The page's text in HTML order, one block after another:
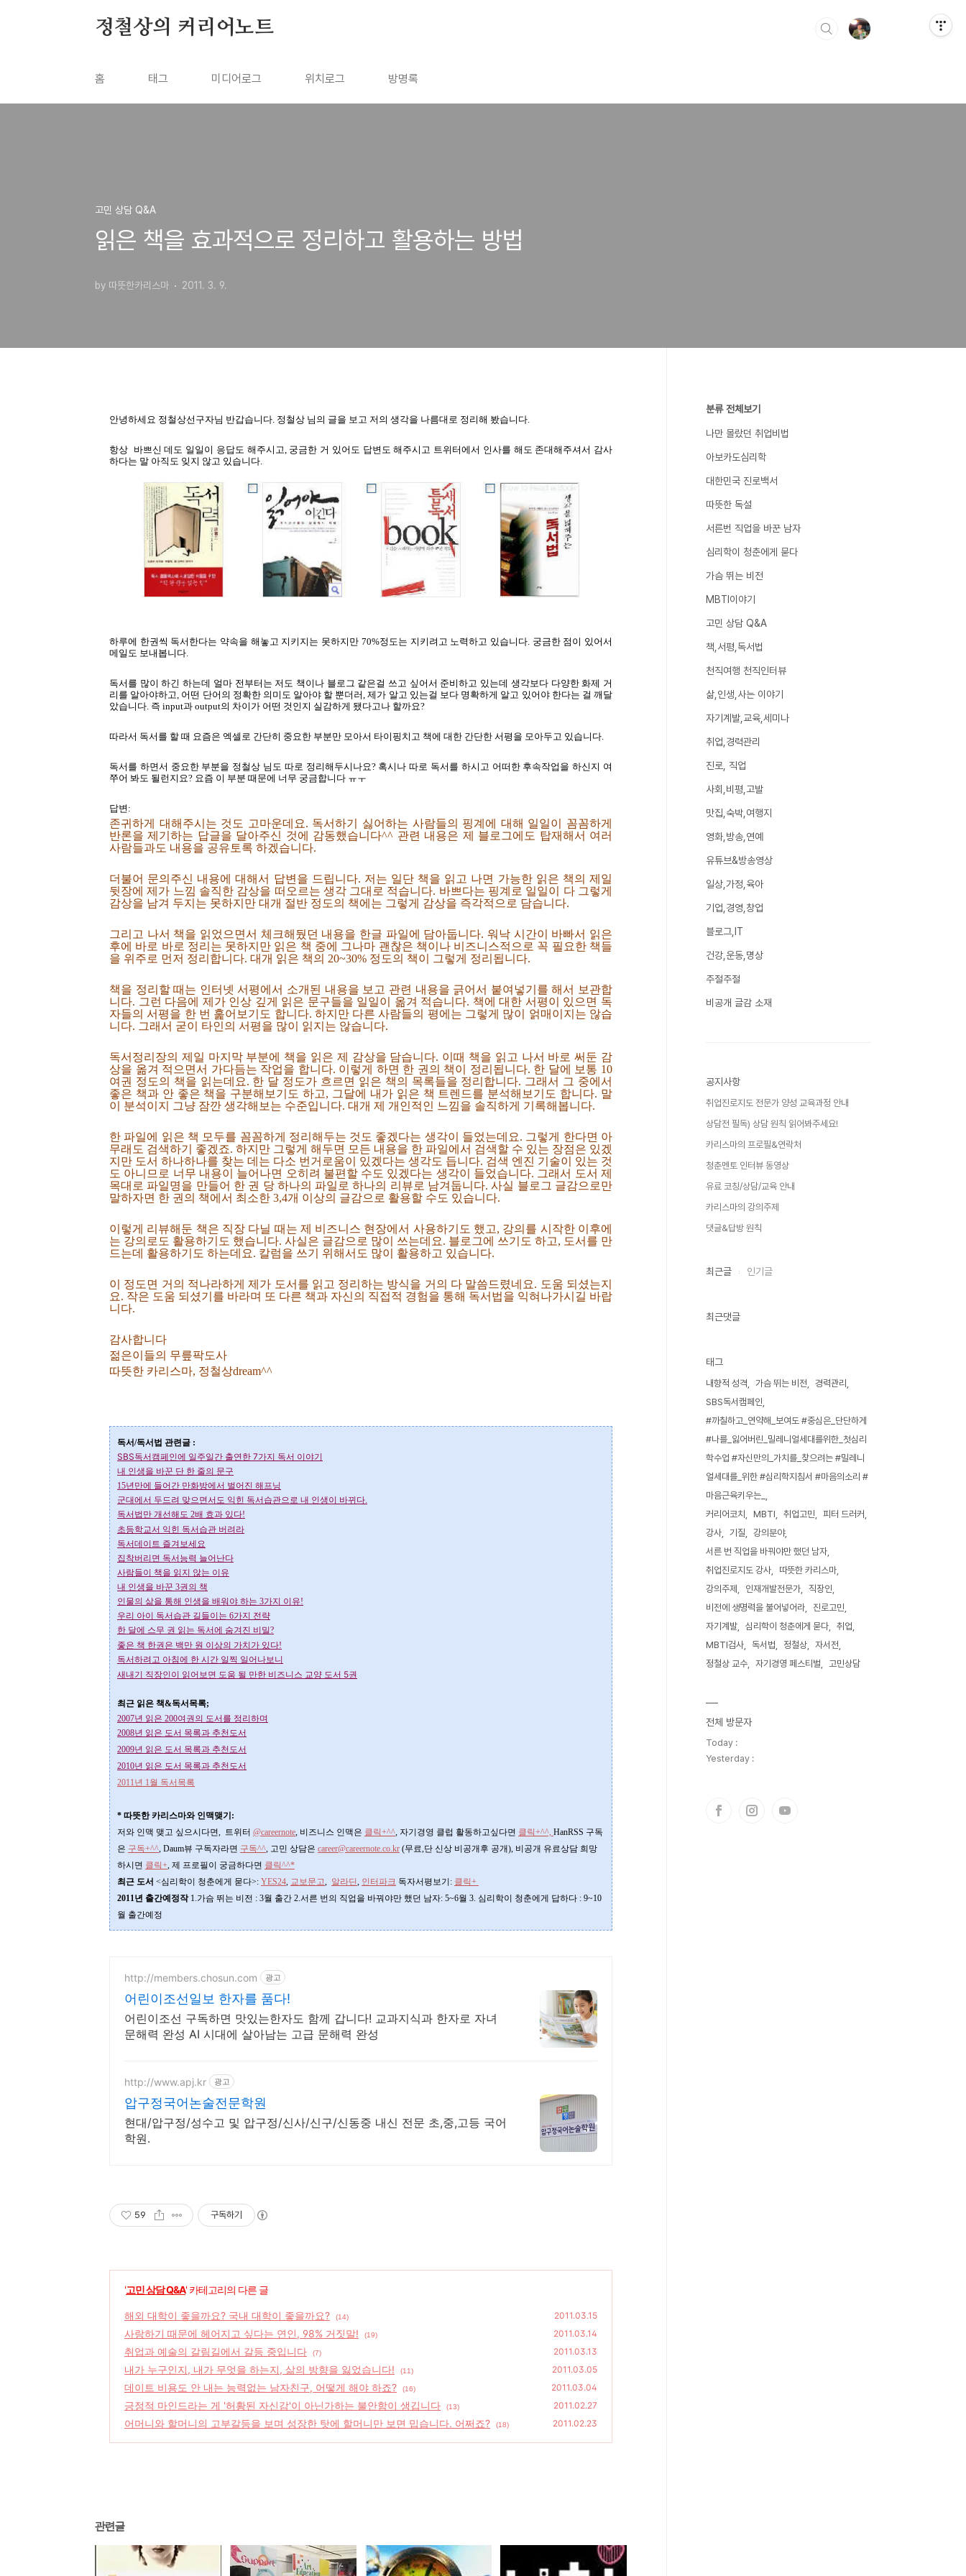
정철상의 커리어노트
홈 태그 미디어로그 위치로그 방명록
고민 상담 Q&A
읽은 책을 효과적으로 정리하고 활용하는 방법
by 따뜻한카리스마 2011. 3. 9.
안녕하세요 정철상선구자님 반갑습니다. 정철상 님의 글을 보고 저의 생각을 나름대로 정리해 봤습니다.
항상 바쁘신 데도 일일이 응답도 해주시고, 궁금한 거 있어도 답변도 해주시고 트위터에서 인사를 해도 존대해주셔서 감사
하다는 말 아직도 잊지 않고 있습니다.
하루에 한권씩 독서한다는 약속을 해놓고 지키지는 못하지만 70%정도는 지키려고 노력하고 있습니다. 궁금한 점이 있어서
메일도 보내봅니다.
독서를 많이 하긴 하는데 얼마 전부터는 저도 책이나 블로그 같은걸 쓰고 싶어서 준비하고 있는데 생각보다 다양한 화제 거
리를 알아야하고, 어떤 단어의 정확한 의미도 알아야 할 뿐더러, 제가 알고 있는걸 보다 명확하게 알고 있어야 한다는 걸 깨달
았습니다. 즉 input과 output의 차이가 어떤 것인지 실감하게 됐다고나 할까요?
따라서 독서를 할 때 요즘은 엑셀로 간단히 중요한 부분만 모아서 타이핑치고 책에 대한 간단한 서평을 모아두고 있습니다.
독서를 하면서 중요한 부분을 정철상 님도 따로 정리해두시나요? 혹시나 따로 독서를 하시고 어떠한 후속작업을 하신지 여
쭈어 봐도 될런지요? 요즘 이 부분 때문에 너무 궁금합니다 ㅠㅜ
답변:
존귀하게 대해주시는 것도 고마운데요. 독서하기 싫어하는 사람들의 핑계에 대해 일일이 꼼꼼하게
반론을 제기하는 답글을 달아주신 것에 감동했습니다^^ 관련 내용은 제 블로그에도 탑재해서 여러
사람들과도 내용을 공유토록 하겠습니다.
더불어 문의주신 내용에 대해서 답변을 드립니다. 저는 일단 책을 읽고 나면 가능한 읽은 책의 제일
뒷장에 제가 느낌 솔직한 감상을 떠오르는 생각 그대로 적습니다. 바쁘다는 핑계로 일일이 다 그렇게
감상을 남겨 두지는 못하지만 대개 절반 정도의 책에는 그렇게 감상을 즉각적으로 담습니다.
그리고 나서 책을 읽었으면서 체크해뒀던 내용을 한글 파일에 담아둡니다. 워낙 시간이 바빠서 읽은
후에 바로 바로 정리는 못하지만 읽은 책 중에 그나마 괜찮은 책이나 비즈니스적으로 꼭 필요한 책들
을 위주로 먼저 정리합니다. 대개 읽은 책의 20~30% 정도의 책이 그렇게 정리됩니다.
책을 정리할 때는 인터넷 서평에서 소개된 내용을 보고 관련 내용을 긁어서 붙여넣기를 해서 보관합
니다. 그런 다음에 제가 인상 깊게 읽은 문구들을 일일이 옮겨 적습니다. 책에 대한 서평이 있으면 독
자들의 서평을 한 번 훑어보기도 합니다. 하지만 다른 사람들의 평에는 그렇게 많이 얽매이지는 않습
니다. 그래서 굳이 타인의 서평을 많이 읽지는 않습니다.
독서정리장의 제일 마지막 부분에 책을 읽은 제 감상을 담습니다. 이때 책을 읽고 나서 바로 써둔 감
상을 옮겨 적으면서 가다듬는 작업을 합니다. 이렇게 하면 한 권의 책이 정리됩니다. 한 달에 보통 10
여권 정도의 책을 읽는데요. 한 달 정도가 흐르면 읽은 책의 목록들을 정리합니다. 그래서 그 중에서
좋은 책과 안 좋은 책을 구분해보기도 하고, 그달에 내가 읽은 책 트렌드를 분석해보기도 합니다. 말
이 분석이지 그냥 잠깐 생각해보는 수준입니다. 대개 제 개인적인 느낌을 솔직하게 기록해봅니다.
한 파일에 읽은 책 모두를 꼼꼼하게 정리해두는 것도 좋겠다는 생각이 들었는데요. 그렇게 한다면 아
무래도 검색하기 좋겠죠. 하지만 그렇게 해두면 모든 내용을 한 파일에서 검색할 수 있는 장점은 있겠
지만 도서 하나하나를 찾는 데는 다소 번거로움이 있겠다는 생각도 듭니다. 검색 엔진 기술이 있는 것
도 아니므로 너무 내용이 늘어나면 오히려 불편할 수도 있겠다는 생각이 들었습니다. 그래서 도서 제
목대로 파일명을 만들어 한 권 당 하나의 파일로 하나의 리뷰로 남겨둡니다. 사실 블로그 글감으로만
말하자면 한 권의 책에서 최소한 3,4개 이상의 글감으로 활용할 수도 있습니다.
이렇게 리뷰해둔 책은 직장 다닐 때는 제 비즈니스 현장에서 사용하기도 했고, 강의를 시작한 이후에
는 강의로도 활용하기도 했습니다. 사실은 글감으로 많이 쓰는데요. 블로그에 쓰기도 하고, 도서를 만
드는데 활용하기도 하는데요. 칼럼을 쓰기 위해서도 많이 활용하고 있습니다.
이 정도면 거의 적나라하게 제가 도서를 읽고 정리하는 방식을 거의 다 말씀드렸네요. 도움 되셨는지
요. 작은 도움 되셨기를 바라며 또 다른 책과 자신의 직접적 경험을 통해 독서법을 익혀나가시길 바랍
니다.
감사합니다
젊은이들의 무릎팍도사
따뜻한 카리스마, 정철상dream^^
독서/독서법 관련글 :
SBS독서캠페인에 일주일간 출연한 7가지 독서 이야기
내 인생을 바꾼 단 한 줄의 문구
15년만에 들어간 만화방에서 벌어진 해프닝
군대에서 두드려 맞으면서도 익힌 독서습관으로 내 인생이 바뀌다.
독서법만 개선해도 2배 효과 있다!
초등학교서 익힌 독서습관 버려라
독서데이트 즐겨보세요
집착버리면 독서능력 늘어난다
사람들이 책을 읽지 않는 이유
내 인생을 바꾼 3권의 책
인물의 삶을 통해 인생을 배워야 하는 3가지 이유!
우리 아이 독서습관 길들이는 6가지 전략
한 달에 스무 권 읽는 독서에 숨겨진 비밀?
좋은 책 한권은 백만 원 이상의 가치가 있다!
독서하려고 아침에 한 시간 일찍 일어나보니
새내기 직장인이 읽어보면 도움 될 만한 비즈니스 교양 도서 5권
최근 읽은 책&독서목록;
2007년 읽은 200여권의 도서를 정리하며
2008년 읽은 도서 목록과 추천도서
2009년 읽은 도서 목록과 추천도서
2010년 읽은 도서 목록과 추천도서
2011년 1월 독서목록
* 따뜻한 카리스마와 인맥맺기:
저와 인맥 맺고 싶으시다면, 트위터 @careernote, 비즈니스 인맥은 클릭+^^, 자기경영 클럽 활동하고싶다면 클릭+^^, HanRSS 구독
은 구독+^^, Daum뷰 구독자라면 구독^^, 고민 상담은 career@careernote.co.kr (무료,단 신상 비공개후 공개), 비공개 유료상담 희망
하시면 클릭+, 제 프로필이 궁금하다면 클릭^^*
최근 도서 <심리학이 청춘에게 묻다>: YES24, 교보문고, 알라딘, 인터파크 독자서평보기: 클릭+
2011년 출간예정작1.가슴 뛰는 비전 : 3월 출간 2.서른 번의 직업을 바꿔야만 했던 남자: 5~6월 3. 심리학이 청춘에게 답하다 : 9~10
월 출간예정
http://members.chosun.com 광고
어린이조선일보 한자를 품다!
어린이조선 구독하면 맛있는한자도 함께 갑니다! 교과지식과 한자로 자녀
문해력 완성 AI 시대에 살아남는 고급 문해력 완성
http://www.apj.kr 광고
압구정국어논술전문학원
현대/압구정/성수고 및 압구정/신사/신구/신동중 내신 전문 초,중,고등 국어
학원.
59 구독하기
'고민 상담 Q&A' 카테고리의 다른 글
해외 대학이 좋을까요? 국내 대학이 좋을까요? (14) 2011.03.15
사랑하기 때문에 헤어지고 싶다는 연인, 98% 거짓말! (19) 2011.03.14
취업과 예술의 갈림길에서 갈등 중입니다 (7) 2011.03.13
내가 누구인지, 내가 무엇을 하는지, 삶의 방향을 잃었습니다! (11) 2011.03.05
데이트 비용도 안 내는 능력없는 남자친구, 어떻게 해야 하죠? (16) 2011.03.04
긍정적 마인드라는 게 '허황된 자신감'이 아닌가하는 불안함이 생깁니다 (13) 2011.02.27
어머니와 할머니의 고부갈등을 보며 성장한 탓에 할머니만 보면 밉습니다. 어쩌죠? (18) 2011.02.23
관련글
분류 전체보기
나만 몰랐던 취업비법
아보카도심리학
대한민국 진로백서
따뜻한 독설
서른번 직업을 바꾼 남자
심리학이 청춘에게 묻다
가슴 뛰는 비전
MBTI이야기
고민 상담 Q&A
책,서평,독서법
천직여행 천직인터뷰
삶,인생,사는 이야기
자기계발,교육,세미나
취업,경력관리
진로, 직업
사회,비평,고발
맛집,숙박,여행지
영화,방송,연예
유튜브&방송영상
일상,가정,육아
기업,경영,창업
블로그,IT
건강,운동,명상
주절주절
비공개 글감 소재
공지사항
취업진로지도 전문가 양성 교육과정 안내
상담전 필독) 상담 원칙 읽어봐주세요!
카리스마의 프로필&연락처
청춘멘토 인터뷰 동영상
유료 코칭/상담/교육 안내
카리스마의 강의주제
댓글&답방 원칙
최근글 인기글
최근댓글
태그
내향적 성격 가슴 뛰는 비전
경력관리
SBS독서캠페인
#까칠하고_연약해_보여도 #중심은_단단하게
#나를_잃어버린_밀레니얼세대를위한_첫심리
학수업 #자신만의_가치를_찾으려는 #밀레니
얼세대를_위한 #심리학지침서 #마음의소리 #
마음근육키우는_
커리어코치
MBTI 취업고민
피터 드러커
강사
기질
강의분야
서른 번 직업을 바꿔야만 했던 남자
취업진로지도 강사
따뜻한 카리스마
강의주제
인재개발전문가
직장인
비전에 생명력을 불어넣어라
진로고민
자기계발
심리학이 청춘에게 묻다
취업
MBTI검사
독서법 정철상
자서전
정철상 교수
자기경영 페스티벌 고민상담
전체 방문자
Today :
Yesterday :